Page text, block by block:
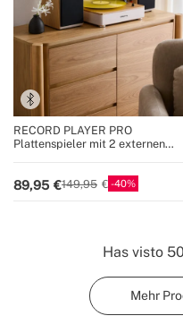
RECORD PLAYER PRO
Plattenspieler mit 2 externen
89,95 149,95 40
Has visto 50
Mehr